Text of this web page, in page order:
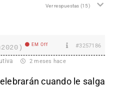
Ver respuestas (15)
EM Off #3257186
2 meses hace
cuando le salga